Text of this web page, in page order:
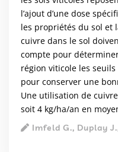
l’ajout d’une dose
les propriétés du sol et
cuivre dans le sol
compte pour
région viticole les seuils
pour conserver une
Une utilisation de
soit 4 kg/ha/an en
Imfeld G., Duplay